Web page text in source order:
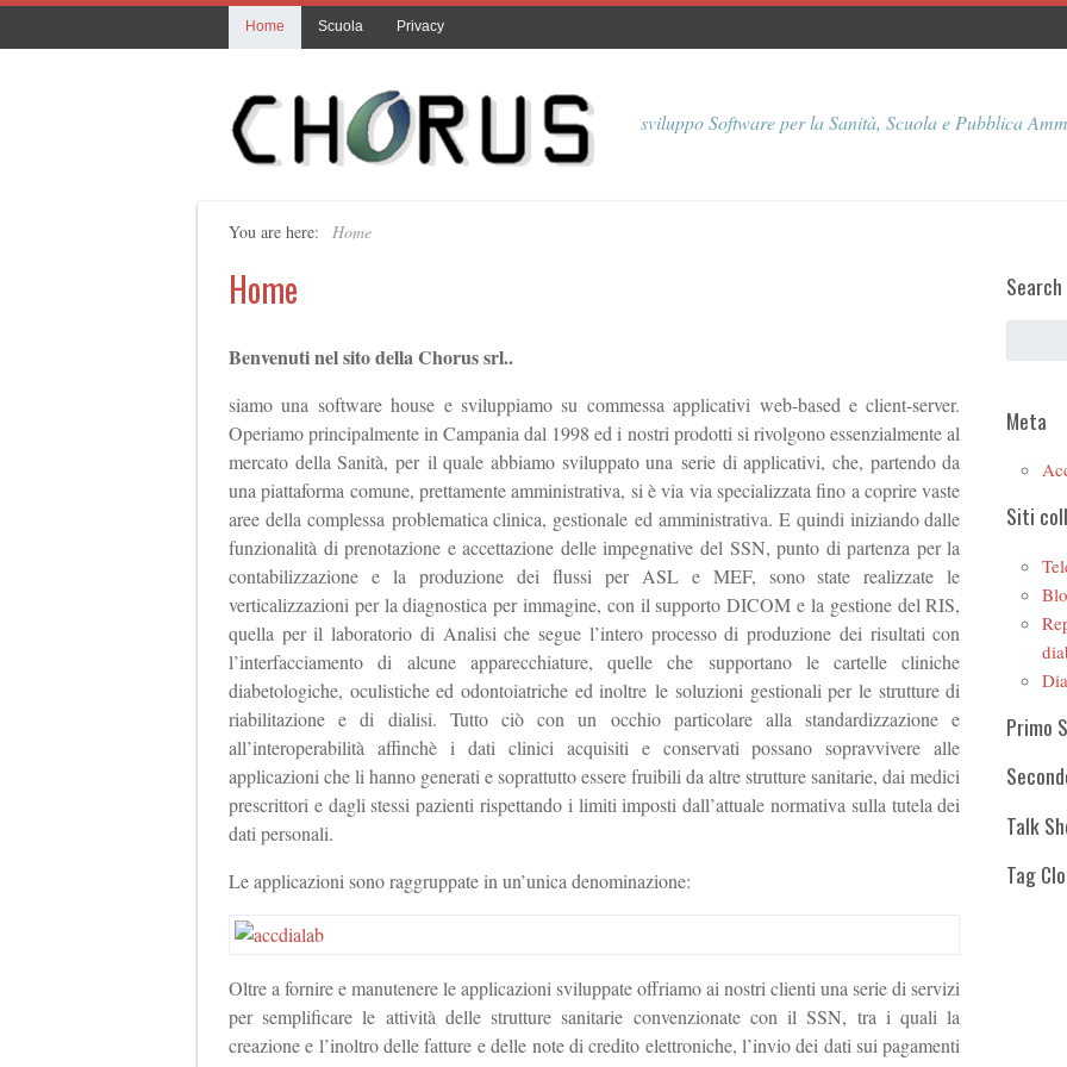
Home Scuola Privacy
sviluppo Software per la Sanità, Scuola e Pubblica
You are here: Home
Home
Benvenuti nel sito della Chorus srl..
siamo una software house e sviluppiamo su commessa applicativi web-based e client-server.
Operiamo principalmente in Campania dal 1998 ed i nostri prodotti si rivolgono essenzialmente al
mercato della Sanità, per il quale abbiamo sviluppato una serie di applicativi, che, partendo da
una piattaforma comune, prettamente amministrativa, si è via via specializzata fino a coprire vaste
aree della complessa problematica clinica, gestionale ed amministrativa. E quindi iniziando dalle
funzionalità di prenotazione e accettazione delle impegnative del SSN, punto di partenza per la
contabilizzazione e la produzione dei flussi per ASL e MEF, sono state realizzate le
verticalizzazioni per la diagnostica per immagine, con il supporto DICOM e la gestione del RIS,
quella per il laboratorio di Analisi che segue l’intero processo di produzione dei risultati con
l’interfacciamento di alcune apparecchiature, quelle che supportano le cartelle cliniche
diabetologiche, oculistiche ed odontoiatriche ed inoltre le soluzioni gestionali per le strutture di
riabilitazione e di dialisi. Tutto ciò con un occhio particolare alla standardizzazione e
all’interoperabilità affinchè i dati clinici acquisiti e conservati possano sopravvivere alle
applicazioni che li hanno generati e soprattutto essere fruibili da altre strutture sanitarie, dai medici
prescrittori e dagli stessi pazienti rispettando i limiti imposti dall’attuale normativa sulla tutela dei
dati personali.
Le applicazioni sono raggruppate in un’unica denominazione:
Oltre a fornire e manutenere le applicazioni sviluppate offriamo ai nostri clienti una serie di servizi
per semplificare le attività delle strutture sanitarie convenzionate con il SSN, tra i quali la
creazione e l’inoltro delle fatture e delle note di credito elettroniche, l’invio dei dati sui pagamenti
Search
Meta
Siti
Primo
Talk
Tag